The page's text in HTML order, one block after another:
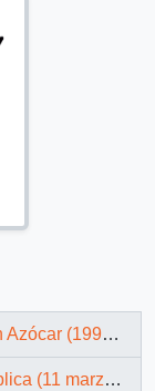
(1990-1994)
– 11 marzo 1994)